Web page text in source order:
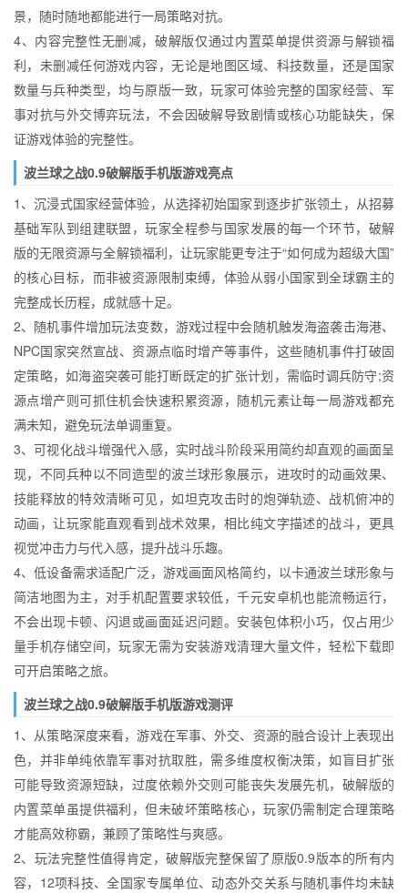
景，随时随地都能进行一局策略对抗。
4、内容完整性无删减，破解版仅通过内置菜单提供资源与解锁福
利，未删减任何游戏内容，无论是地图区域、科技数量，还是国家
数量与兵种类型，均与原版一致，玩家可体验完整的国家经营、军
事对抗与外交博弈玩法，不会因破解导致剧情或核心功能缺失，保
证游戏体验的完整性。
波兰球之战0.9破解版手机版游戏亮点
1、沉浸式国家经营体验，从选择初始国家到逐步扩张领土，从招募
基础军队到组建联盟，玩家全程参与国家发展的每一个环节，破解
版的无限资源与全解锁福利，让玩家能更专注于“如何成为超级大国”
的核心目标，而非被资源限制束缚，体验从弱小国家到全球霸主的
完整成长历程，成就感十足。
2、随机事件增加玩法变数，游戏过程中会随机触发海盗袭击海港、
NPC国家突然宣战、资源点临时增产等事件，这些随机事件打破固
定策略，如海盗突袭可能打断既定的扩张计划，需临时调兵防守;资
源点增产则可抓住机会快速积累资源，随机元素让每一局游戏都充
满未知，避免玩法单调重复。
3、可视化战斗增强代入感，实时战斗阶段采用简约却直观的画面呈
现，不同兵种以不同造型的波兰球形象展示，进攻时的动画效果、
技能释放的特效清晰可见，如坦克攻击时的炮弹轨迹、战机俯冲的
动画，让玩家能直观看到战术效果，相比纯文字描述的战斗，更具
视觉冲击力与代入感，提升战斗乐趣。
4、低设备需求适配广泛，游戏画面风格简约，以卡通波兰球形象与
简洁地图为主，对手机配置要求较低，千元安卓机也能流畅运行，
不会出现卡顿、闪退或画面延迟问题。安装包体积小巧，仅占用少
量手机存储空间，玩家无需为安装游戏清理大量文件，轻松下载即
可开启策略之旅。
波兰球之战0.9破解版手机版游戏测评
1、从策略深度来看，游戏在军事、外交、资源的融合设计上表现出
色，并非单纯依靠军事对抗取胜，需多维度权衡决策，如盲目扩张
可能导致资源短缺，过度依赖外交则可能丧失发展先机，破解版的
内置菜单虽提供福利，但未破坏策略核心，玩家仍需制定合理策略
才能高效称霸，兼顾了策略性与爽感。
2、玩法完整性值得肯定，破解版完整保留了原版0.9版本的所有内
容，12项科技、全国家专属单位、动态外交关系与随机事件均未缺